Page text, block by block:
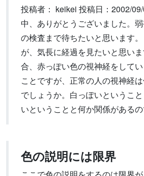
投稿者： keikei 投稿日：2002/
中、ありがとうございました。
の検査まで待ちたいと思います
が、気長に経過を見たいと思い
合、赤っぽい色の視神経をして
ことですが、正常の人の視神経
でしょうか。白っぽいというこ
いということと何か関係があるの
色の説明には限界